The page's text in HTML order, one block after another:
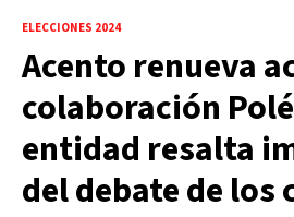
ELECCIONES 2024
Acento renueva
colaboración
entidad resalta
del debate de los